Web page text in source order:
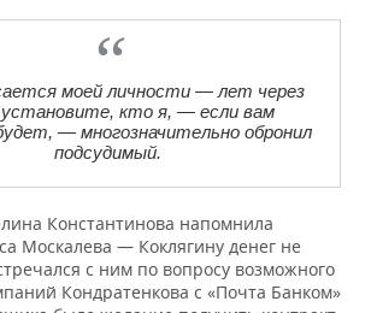
моей личности — лет через
установите, кто я, — если вам
— многозначительно обронил
подсудимый.
Константинова напомнила
Москалева — Коклягину денег не
с ним по вопросу возможного
Кондратенкова с «Почта Банком»